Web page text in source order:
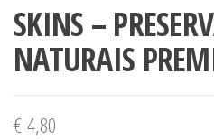
SKINS –
NATURAIS
€4,80